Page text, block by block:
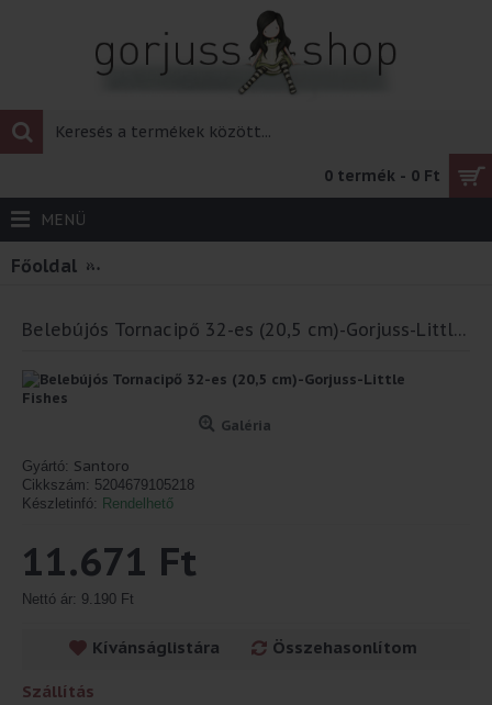
0 termék - 0 Ft
MENÜ
Főoldal Belebújós Tornacipő 32-es (20,5 cm)-Gorjuss-
Belebújós Tornacipő 32-es (20,5 cm)-Gorjuss-Little Fishes
Galéria
Gyártó: Santoro
Cikkszám: 5204679105218
Készletinfó: Rendelhető
11.671 Ft
Nettó ár: 9.190 Ft
Kívánságlistára Összehasonlítom
Szállítás